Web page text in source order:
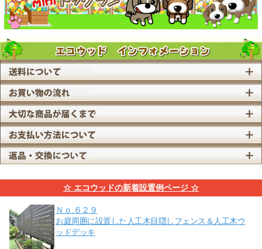
☆ エコウッドの新着設置例ページ ☆
Ｎｏ.６２９
お庭周囲に設置した人工木目隠しフェンス＆人工木ウ
ッドデッキ